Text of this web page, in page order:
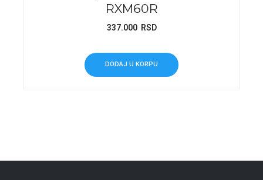
RXM60R
337.000 RSD
DODAJ U KORPU